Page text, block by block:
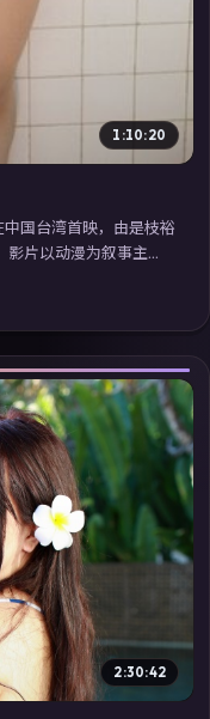
1:10:20
国台湾首映，由是枝裕
影片以动漫为叙事主
影与配乐强化地域气
剧在线看」延展检索
。
2:30:42